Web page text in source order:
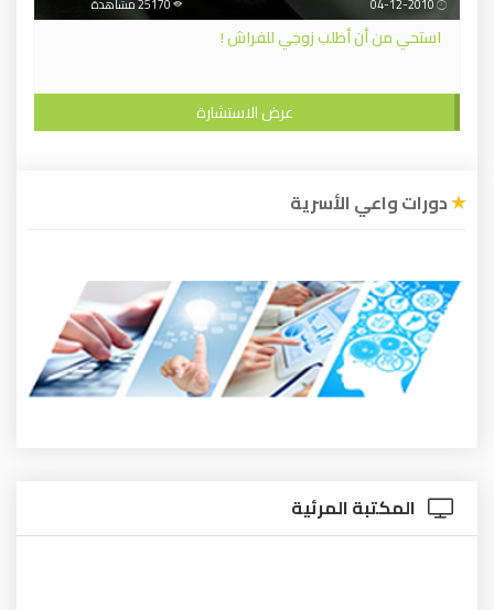
استحي من أن أطلب زوجي للفراش !
عرض الاستشارة
دورات واعي الأسرية
المكتبة المرئية